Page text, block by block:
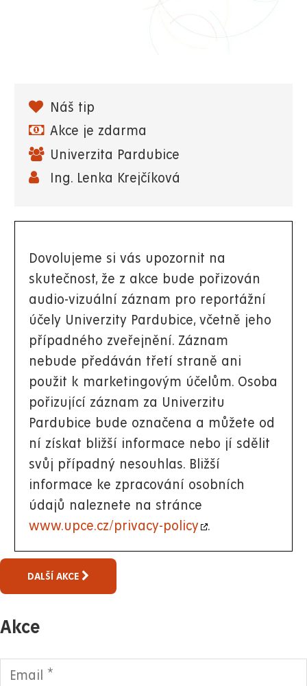
Náš tip
Akce je zdarma
Univerzita Pardubice
Ing. Lenka Krejčíková
Dovolujeme si vás upozornit na
skutečnost, že z akce bude pořizován
audio-vizuální záznam pro reportážní
účely Univerzity Pardubice, včetně jeho
případného zveřejnění. Záznam
nebude předáván třetí straně ani
použit k marketingovým účelům. Osoba
pořizující záznam za Univerzitu
Pardubice bude označena a můžete od
ní získat bližší informace nebo jí sdělit
svůj případný nesouhlas. Bližší
informace ke zpracování osobních
údajů naleznete na stránce
www.upce.cz/privacy-policy
.
DALŠÍ AKCE
Akce